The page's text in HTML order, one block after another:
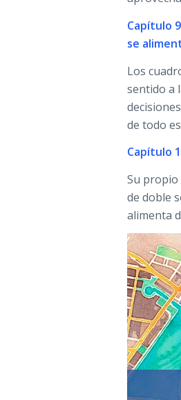
Capítulo
se
Los
sentido a
de todo
Capítulo
Su propio
de doble
alimenta